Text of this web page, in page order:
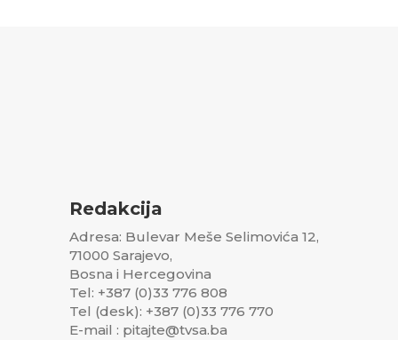
Redakcija
Adresa: Bulevar Meše Selimovića 12,
71000 Sarajevo,
Bosna i Hercegovina
Tel: +387 (0)33 776 808
Tel (desk): +387 (0)33 776 770
E-mail : pitajte@tvsa.ba